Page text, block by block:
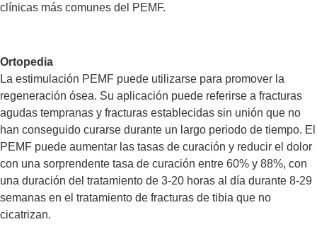
clínicas más comunes del PEMF.
Ortopedia
La estimulación PEMF puede utilizarse para promover la
regeneración ósea. Su aplicación puede referirse a fracturas
agudas tempranas y fracturas establecidas sin unión que no
han conseguido curarse durante un largo periodo de tiempo. El
PEMF puede aumentar las tasas de curación y reducir el dolor
con una sorprendente tasa de curación entre 60% y 88%, con
una duración del tratamiento de 3-20 horas al día durante 8-29
semanas en el tratamiento de fracturas de tibia que no
cicatrizan.